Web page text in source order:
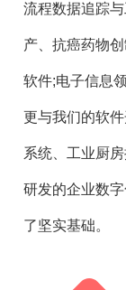
流程数据追踪
产、抗癌药物
软件;电子信息
更与我们的软
系统、工业厨
研发的企业数
了坚实基础。